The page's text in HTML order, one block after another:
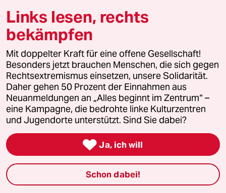
taz zahl ich
taz lab Infobrief
Veranstaltungen
Demnächst
Vor Ort
Live im Stream
Links lesen, rechts
bekämpfen
Mit doppelter Kraft für eine offene Gesellschaft!
Besonders jetzt brauchen Menschen, die sich gegen
Rechtsextremismus einsetzen, unsere Solidarität.
Daher gehen 50 Prozent der Einnahmen aus
Neuanmeldungen an „Alles beginnt im Zentrum“ –
eine Kampagne, die bedrohte linke Kulturzentren
und Jugendorte unterstützt. Sind Sie dabei?
 Ja, ich will
Schon dabei!